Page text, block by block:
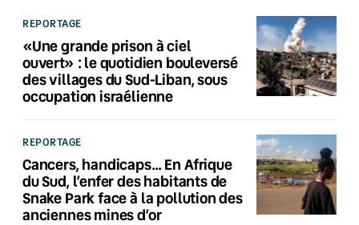
REPORTAGE
«Une grande prison à ciel
ouvert» : le quotidien bouleversé
des villages du Sud-Liban, sous
occupation israélienne
REPORTAGE
Cancers, handicaps… En Afrique
du Sud, l’enfer des habitants de
Snake Park face à la pollution des
anciennes mines d’or